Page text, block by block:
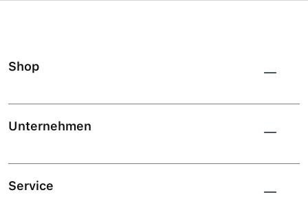
Shop
Unternehmen
Service